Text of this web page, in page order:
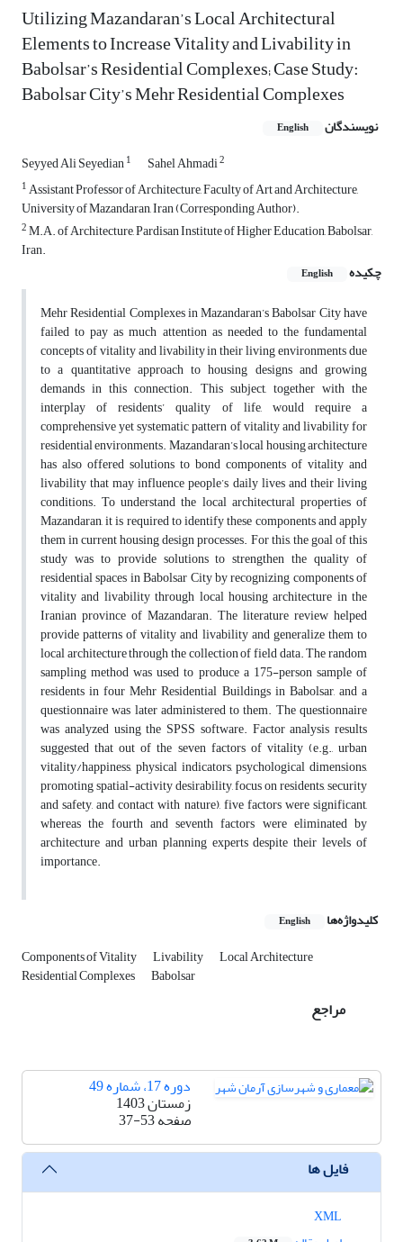
Utilizing Mazandaran’s Local Architectural
Elements to Increase Vitality and Livability in
Babolsar’s Residential Complexes; Case Study:
Babolsar City’s Mehr Residential Complexes
نویسندگان English
Seyyed Ali Seyedian1 Sahel Ahmadi2
1Assistant Professor of Architecture, Faculty of Art and Architecture,
University of Mazandaran, Iran (Corresponding Author).
2M.A. of Architecture, Pardisan Institute of Higher Education, Babolsar,
Iran.
چکیده
English
Mehr Residential Complexes in Mazandaran’s Babolsar City have
failed to pay as much attention as needed to the fundamental
concepts of vitality and livability in their living environments due
to a quantitative approach to housing designs and growing
demands in this connection. This subject, together with the
interplay of residents’ quality of life, would require a
comprehensive yet systematic pattern of vitality and livability for
residential environments. Mazandaran’s local housing architecture
has also offered solutions to bond components of vitality and
livability that may influence people’s daily lives and their living
conditions. To understand the local architectural properties of
Mazandaran, it is required to identify these components and apply
them in current housing design processes. For this, the goal of this
study was to provide solutions to strengthen the quality of
residential spaces in Babolsar City by recognizing components of
vitality and livability through local housing architecture in the
Iranian province of Mazandaran. The literature review helped
provide patterns of vitality and livability and generalize them to
local architecture through the collection of field data. The random
sampling method was used to produce a 175-person sample of
residents in four Mehr Residential Buildings in Babolsar, and a
questionnaire was later administered to them. The questionnaire
was analyzed using the SPSS software. Factor analysis results
suggested that out of the seven factors of vitality (e.g., urban
vitality/happiness, physical indicators, psychological dimensions,
promoting spatial-activity desirability, focus on residents, security
and safety, and contact with nature), five factors were significant,
whereas the fourth and seventh factors were eliminated by
architecture and urban planning experts despite their levels of
importance.
کلیدواژه‌ها English
Components of Vitality Livability Local Architecture
Residential Complexes Babolsar
مراجع
دوره 17، شماره 49
زمستان 1403
صفحه37-53
فایل ها